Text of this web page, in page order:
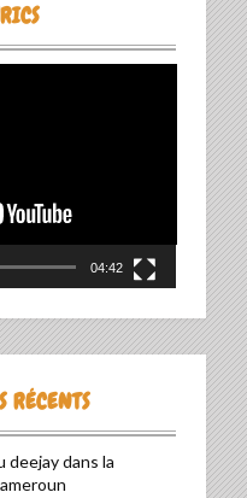
04:42
RÉCENTS
deejay dans la